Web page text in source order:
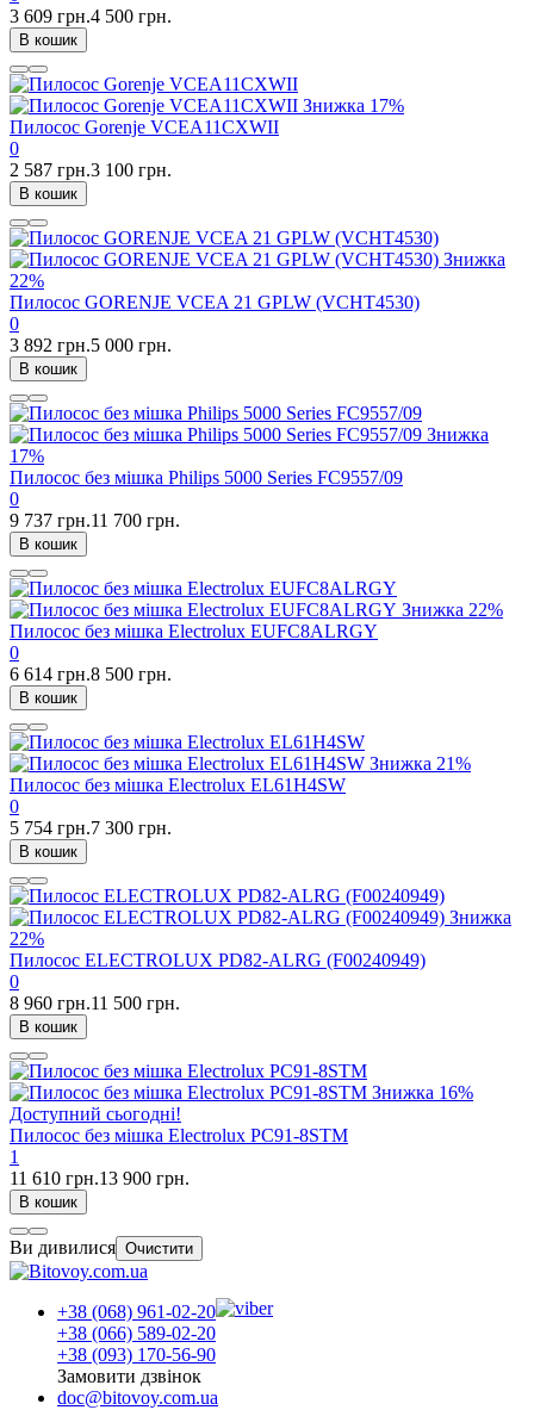
3 609 грн.4 500 грн.
В кошик
Знижка 17%
Пилосос Gorenje VCEA11CXWII
0
2 587 грн.3 100 грн.
В кошик
Знижка
22%
Пилосос GORENJE VCEA 21 GPLW (VCHT4530)
0
3 892 грн.5 000 грн.
В кошик
Знижка
17%
Пилосос без мішка Philips 5000 Series FC9557/09
0
9 737 грн.11 700 грн.
В кошик
Знижка 22%
Пилосос без мішка Electrolux EUFC8ALRGY
0
6 614 грн.8 500 грн.
В кошик
Знижка 21%
Пилосос без мішка Electrolux EL61H4SW
0
5 754 грн.7 300 грн.
В кошик
Знижка
22%
Пилосос ELECTROLUX PD82-ALRG (F00240949)
0
8 960 грн.11 500 грн.
В кошик
Знижка 16%
Доступний сьогодні!
Пилосос без мішка Electrolux PC91-8STM
1
11 610 грн.13 900 грн.
В кошик
Ви дивилися Очистити
+38 (068) 961-02-20
+38 (066) 589-02-20
+38 (093) 170-56-90
Замовити дзвінок
doc@bitovoy.com.ua